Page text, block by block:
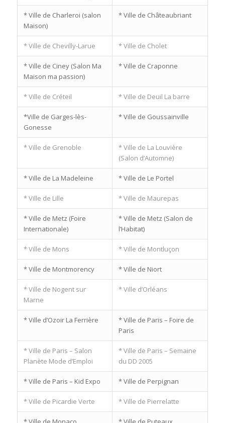
* Ville de Charleroi (salon
Maison)
* Ville de Châteaubriant
* Ville de Chevilly-Larue * Ville de Cholet
* Ville de Ciney (Salon Ma
Maison ma passion)
* Ville de Craponne
* Ville de Créteil * Ville de Deuil La barre
*Ville de Garges-lès-
Gonesse
* Ville de Goussainville
* Ville de Grenoble
* Ville de La Louvière
(Salon d’Automne)
* Ville de La Madeleine * Ville de Le Portel
* Ville de Lille * Ville de Maurepas
* Ville de Metz (Foire
Internationale)
* Ville de Metz (Salon de
l’Habitat)
* Ville de Mons * Ville de Montluçon
* Ville de Montmorency * Ville de Niort
* Ville de Nogent sur
Marne
* Ville d’Orléans
* Ville d’Ozoir La Ferrière
* Ville de Paris – Foire de
Paris
* Ville de Paris – Salon
Planète Mode d’Emploi
* Ville de Paris – Semaine
du DD 2005
* Ville de Paris – Kid Expo * Ville de Perpignan
* Ville de Picardie Verte * Ville de Pierrelatte